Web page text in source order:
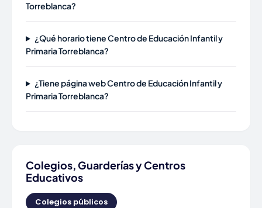
Torreblanca?
¿Qué horario tiene Centro de Educación Infantil y
Primaria Torreblanca?
¿Tiene página web Centro de Educación Infantil y
Primaria Torreblanca?
Colegios, Guarderías y Centros
Educativos
Colegios públicos